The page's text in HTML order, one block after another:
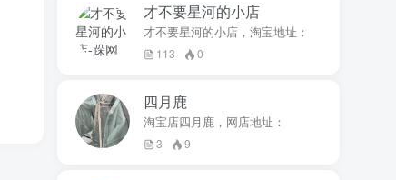
才不要星河的小店
才不要星河的小店，淘宝地址：
113 0
四月鹿
淘宝店四月鹿，网店地址：
3 9